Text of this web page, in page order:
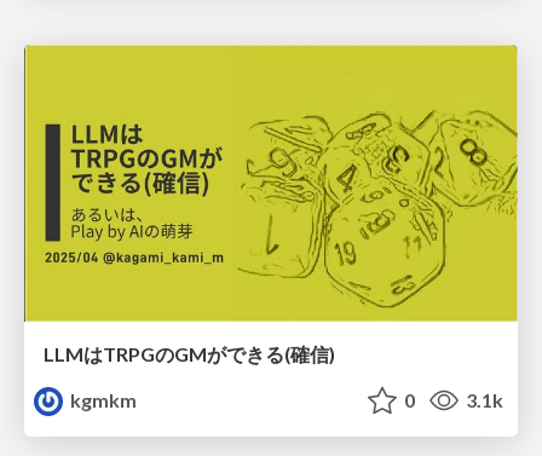
LLMはTRPGのGMができる(確信)
kgmkm
0 3.1k